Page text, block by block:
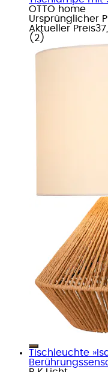
OTTO home
Ursprünglicher
Aktueller Preis
( 2 )
Tischleuchte